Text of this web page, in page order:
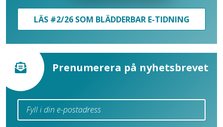
LÄS #2/26 SOM BLÄDDERBAR E-TIDNING
Prenumerera på nyhetsbrevet